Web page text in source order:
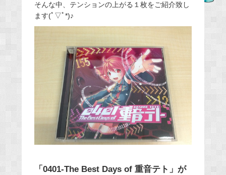
o
o
そんな中、テンションの上がる１枚をご紹介致し
ます(ﾟ▽ﾟ*)♪
「0401-The Best Days of 重音テト」が